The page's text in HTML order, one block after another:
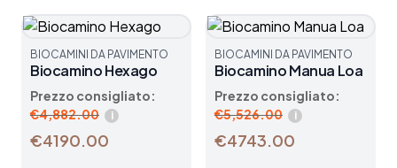
BIOCAMINI DA PAVIMENTO
Biocamino Hexago
Prezzo consigliato:
€4,882.00 i
€4190.00
BIOCAMINI DA PAVIMENTO
Biocamino Manua Loa
Prezzo consigliato:
€5,526.00 i
€4743.00